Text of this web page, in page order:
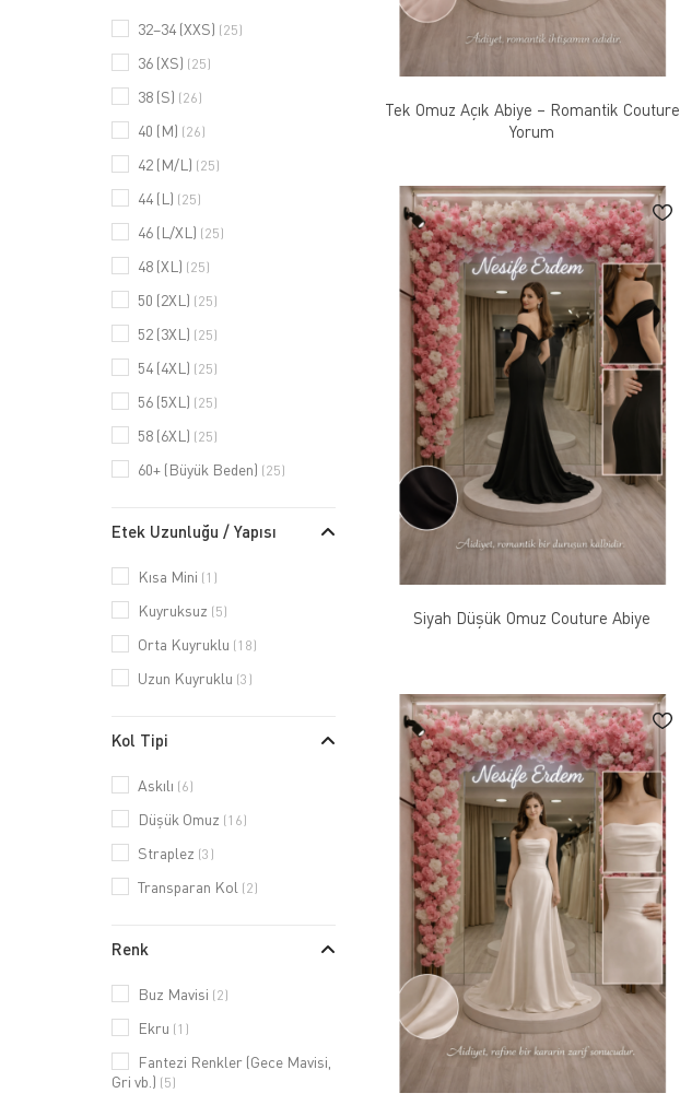
32–34 (XXS) (25)
36 (XS) (25)
38 (S) (26)
40 (M) (26)
42 (M/L) (25)
44 (L) (25)
46 (L/XL) (25)
48 (XL) (25)
50 (2XL) (25)
52 (3XL) (25)
54 (4XL) (25)
56 (5XL) (25)
58 (6XL) (25)
60+ (Büyük Beden) (25)
Etek Uzunluğu / Yapısı
Kısa Mini (1)
Kuyruksuz (5)
Orta Kuyruklu (18)
Uzun Kuyruklu (3)
Kol Tipi
Askılı (6)
Düşük Omuz (16)
Straplez (3)
Transparan Kol (2)
Renk
Buz Mavisi (2)
Ekru (1)
Fantezi Renkler (Gece Mavisi,
Gri vb.) (5)
Tek Omuz Açık Abiye – Romantik Couture
Yorum
Siyah Düşük Omuz Couture Abiye